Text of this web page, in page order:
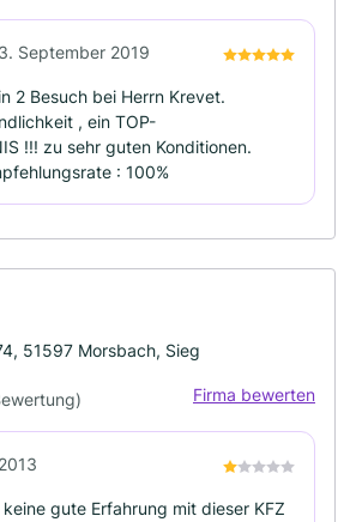
September 2019
2 Besuch bei Herrn Krevet.
, ein TOP-
!!! zu sehr guten Konditionen.
: 100%
51597 Morsbach, Sieg
Firma bewerten
gute Erfahrung mit dieser KFZ